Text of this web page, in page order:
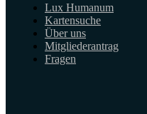
Lux Humanum
Kartensuche
Über uns
Mitgliederantrag
Fragen